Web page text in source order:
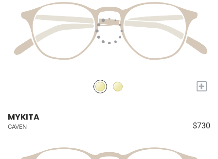
+
MYKITA
CAVEN $730